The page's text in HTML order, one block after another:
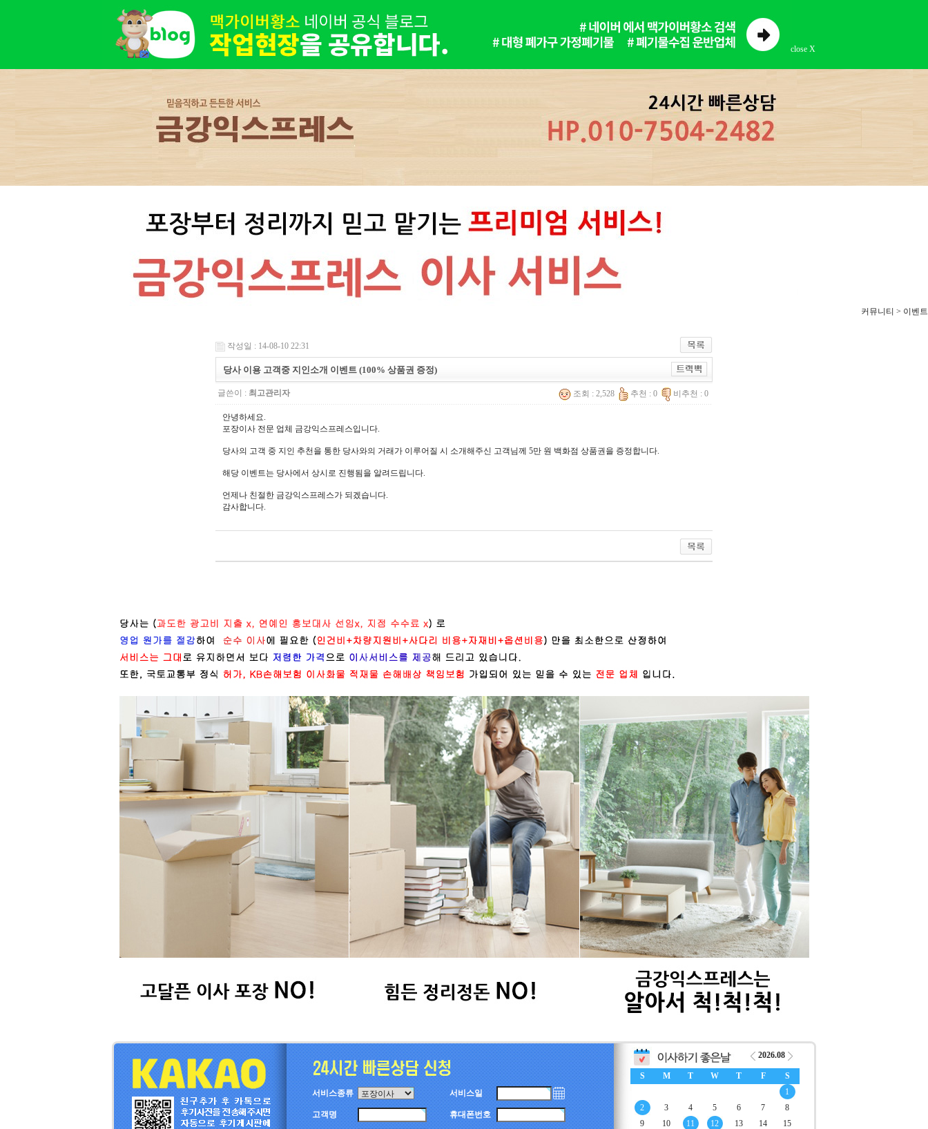
close X
커뮤니티 > 이벤트
작성일 : 14-08-10 22:31
당사 이용 고객중 지인소개 이벤트 (100% 상품권 증정)
글쓴이 : 최고관리자 조회 : 2,528 추천 : 0 비추천 : 0
안녕하세요.
포장이사 전문 업체 금강익스프레스입니다.
당사의 고객 중 지인 추천을 통한 당사와의 거래가 이루어질 시 소개해주신 고객님께 5만 원 백화점 상품권을 증정합니다.
해당 이벤트는 당사에서 상시로 진행됨을 알려드립니다.
언제나 친절한 금강익스프레스가 되겠습니다.
감사합니다.
서비스종류 서비스일
고객명 휴대폰번호
2026.08
S M T W T F
S
1
2
3 4 5 6 7
8
9
10 11 12 13 14
15